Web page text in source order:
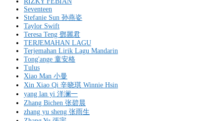
Seventeen
Stefanie Sun 孙燕姿
Taylor Swift
Teresa Teng 鄧麗君
TERJEMAHAN LAGU
Terjemahan Lirik Lagu Mandarin
Tong'ange 童安格
Tulus
Xiao Man 小曼
Xin Xiao Qi 辛晓琪 Winnie Hsin
yang lan yi 洋澜一
Zhang Bichen 张碧晨
zhang yu sheng 张雨生